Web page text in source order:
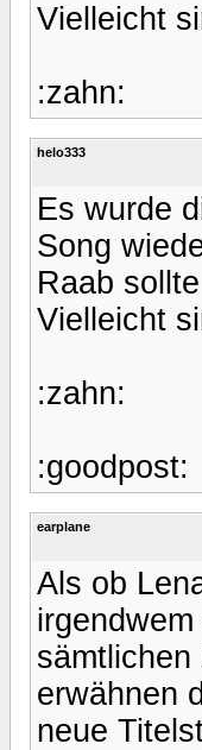
Vielleicht
:zahn:
helo333
Es wurde
Song
Raab
Vielleicht
:zahn:
:goodpost:
earplane
Als ob
erwähnen
neue